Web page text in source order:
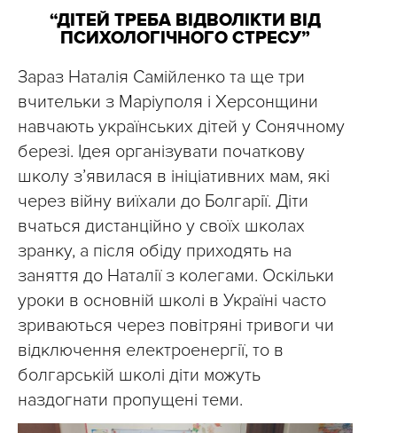
“ДІТЕЙ ТРЕБА ВІДВОЛІКТИ ВІД
ПСИХОЛОГІЧНОГО СТРЕСУ”
Зараз Наталія Самійленко та ще три
вчительки з Маріуполя і Херсонщини
навчають українських дітей у Сонячному
березі. Ідея організувати початкову
школу з’явилася в ініціативних мам, які
через війну виїхали до Болгарії. Діти
вчаться дистанційно у своїх школах
зранку, а після обіду приходять на
заняття до Наталії з колегами. Оскільки
уроки в основній школі в Україні часто
зриваються через повітряні тривоги чи
відключення електроенергії, то в
болгарській школі діти можуть
наздогнати пропущені теми.